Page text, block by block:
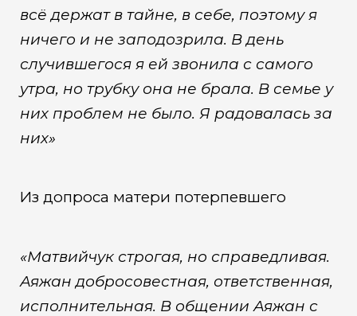
всё держат в тайне, в себе, поэтому я
ничего и не заподозрила. В день
случившегося я ей звонила с самого
утра, но трубку она не брала. В семье у
них проблем не было. Я радовалась за
них»
Из допроса матери потерпевшего
«Матвийчук строгая, но справедливая.
Аяжан добросовестная, ответственная,
исполнительная. В общении Аяжан с